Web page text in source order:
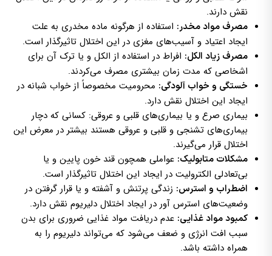
نقش دارند.
مصرف مواد مخدر: استفاده از هرگونه ماده مخدری به علت
ایجاد اعتیاد و آسیب‌های مغزی در این اختلال تاثیرگذار است.
مصرف زیاد الکل: افراط در استفاده از الکل و یا ترک آن برای
اشخاصی که مدت زمان بیشتری مصرف می‌کردند.
خستگی و خواب آلودگی: محرومیت مخصوصاً از خواب شبانه در
ایجاد این اختلال نقش دارد.
بیماری صرع و یا بیماری‌های قلبی و عروقی: کسانی که دچار
بیماری‌های تشنجی و قلبی و عروقی هستند بیشتر در معرض این
اختلال قرار می‌گیرند.
مشکلات متابولیک: عواملی همچون قند خون پایین و یا
بی‌تعادلی الکترولیت در ایجاد این اختلال تاثیرگذار است.
اضطراب و استرس: زندگی پرتنش و آشفته و یا قرار گرفتن در
وضعیت‌های استرس آور در ایجاد اختلال دلیریوم نقش دارد.
کمبود مواد غذایی: عدم دریافت مواد غذایی ضروری برای بدن
سبب افت انرژی و ضعف می‌شود که می‌تواند دلیریوم را به
همراه داشته باشد.